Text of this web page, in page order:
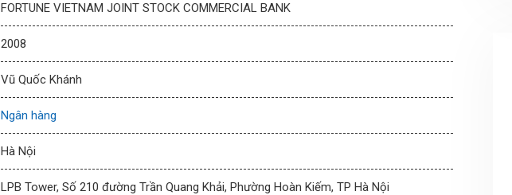
FORTUNE VIETNAM JOINT STOCK COMMERCIAL BANK
2008
Vũ Quốc Khánh
Ngân hàng
Hà Nội
LPB Tower, Số 210 đường Trần Quang Khải, Phường Hoàn Kiếm, TP Hà Nội